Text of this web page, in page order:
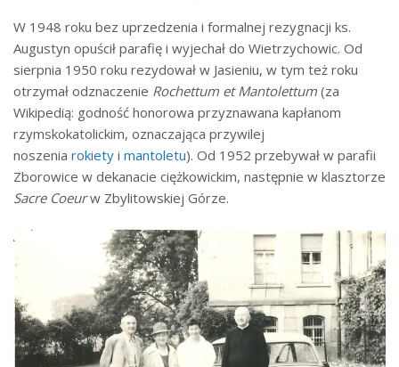
W 1948 roku bez uprzedzenia i formalnej rezygnacji ks.
Augustyn opuścił parafię i wyjechał do Wietrzychowic. Od
sierpnia 1950 roku rezydował w Jasieniu, w tym też roku
otrzymał odznaczenie Rochettum et Mantolettum (za
Wikipedią: godność honorowa przyznawana kapłanom
rzymskokatolickim, oznaczająca przywilej
noszenia rokiety i mantoletu). Od 1952 przebywał w parafii
Zborowice w dekanacie ciężkowickim, następnie w klasztorze
Sacre Coeurw Zbylitowskiej Górze.